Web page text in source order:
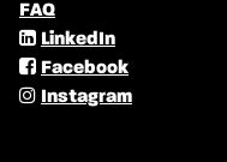
FAQ
LinkedIn
Facebook
Instagram